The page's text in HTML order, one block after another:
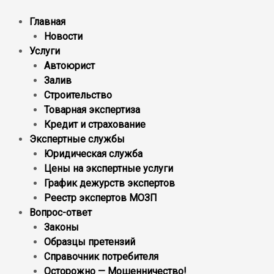
Главная
Новости
Услуги
Автоюрист
Залив
Строительство
Товарная экспертиза
Кредит и страхование
Экспертные службы
Юридическая служба
Цены на экспертные услуги
График дежурств экспертов
Реестр экcпертов МОЗП
Вопрос-ответ
Законы
Образцы претензий
Справочник потребителя
Осторожно — Мошенничество!